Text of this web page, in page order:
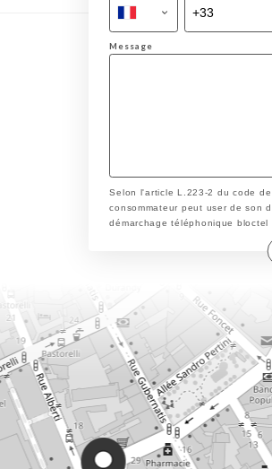
Message
Selon l'article L.223-2 du code
consommateur peut user de son
démarchage téléphonique bloctel